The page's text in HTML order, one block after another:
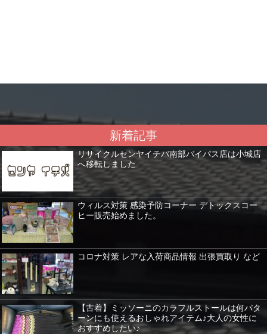
新着記事
リサイクルセンヤイチバ南部バイパス店は小城店
へ移転しました
ウィルス対策 感染予防コーナー デトックスコー
ヒー販売始めました。
コロナ対策 レアな入荷商品情報 出張買取り など
【古着】ミッソーニのカラフルストールは何パタ
ーンにも使えるおしゃれアイテム♪大人の女性に
おすすめしたい♪